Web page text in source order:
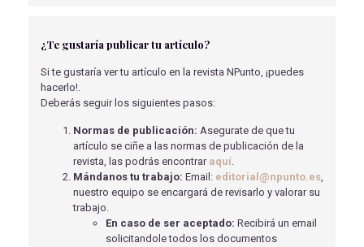
Reyes Prieto, M- 04/03/2026
ALIMENTACIÓN RECOMENDADA EN MUJERES QUE
PADECEN UN CANCER GINECOLÓGICO
SALMERÓN CARREÑO, M- 15/05/2018
ACTUACIÓN ANTE EL CÓDIGO ICTUS
Jorquera Zuara, S- 29/06/2022
ÚLCERAS POR PRESIÓN EN PERSONAS AL FINAL DE
LA VIDA. TRATAMIENTO PALIATIVO
Fanjul Palleiro, S
EFICACIA DEL EJERCICIO TERAPÉUTICO EN EL
¿Te gustaría publicar tu artículo?
Si te gustaría ver tu artículo en la revista NPunto, ¡puedes
hacerlo!.
Deberás seguir los siguientes pasos:
Normas de publicación: Asegurate de que tu
artículo se ciñe a las normas de publicación de la
revista, las podrás encontrar aquí.
Mándanos tu trabajo: Email: editorial@npunto.es,
nuestro equipo se encargará de revisarlo y valorar su
trabajo.
En caso de ser aceptado: Recibirá un email
solicitandole todos los documentos